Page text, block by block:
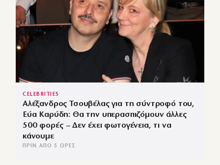
CELEBRITIES
Αλέξανδρος Τσουβέλας για τη σύντροφό του,
Εύα Καρύδη: Θα την υπερασπιζόμουν άλλες
500 φορές – Δεν έχει φωτογένεια, τι να
κάνουμε
ΠΡΙΝ ΑΠΌ 5 ΏΡΕΣ